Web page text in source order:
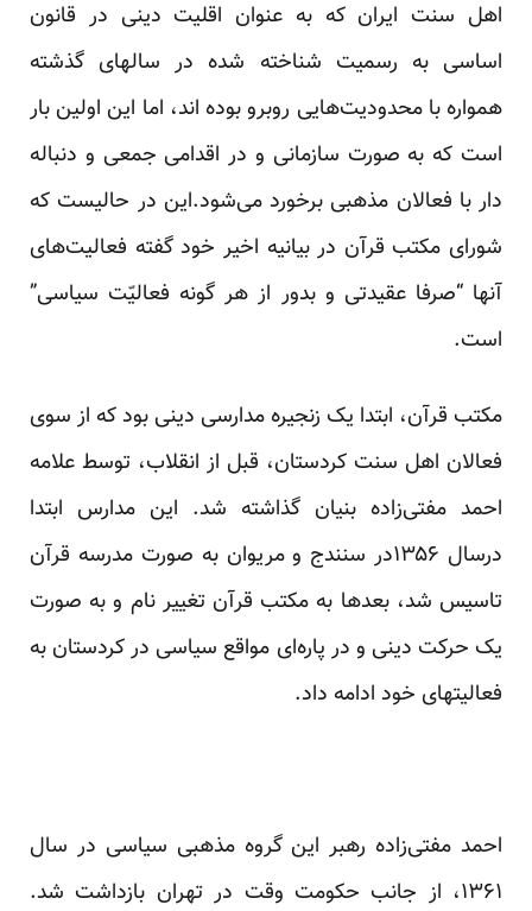
اهل سنت ایران که به عنوان اقلیت دینی در قانون
اساسی به رسمیت شناخته شده در سالهای گذشته
همواره با محدودیت‌هایی روبرو بوده اند، اما این اولین بار
است که به صورت سازمانی و در اقدامی جمعی و دنباله
دار با فعالان مذهبی برخورد می‌شود.این در حالیست که
شورای مکتب قرآن در بیانیه اخیر خود گفته فعالیت‌های
آنها “صرفا عقیدتی و بدور از هر گونه فعالیّت سیاسی”
است.
مکتب قرآن، ابتدا یک زنجیره مدارسی دینی بود که از سوی
فعالان اهل سنت کردستان، قبل از انقلاب، توسط علامه
احمد مفتی‌زاده بنیان گذاشته شد. این مدارس ابتدا
درسال ۱۳۵۶در سنندج و مریوان به صورت مدرسه قرآن
تاسیس شد، بعد‌ها به مکتب قرآن تغییر نام و به صورت
یک حرکت دینی و در پاره‌ای مواقع سیاسی در کردستان به
فعالیتهای خود ادامه داد.
احمد مفتی‌زاده رهبر این گروه مذهبی سیاسی در سال
۱۳۶۱، از جانب حکومت وقت در تهران بازداشت شد.